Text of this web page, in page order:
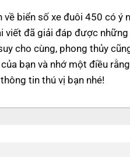
biển số xe đuôi 450 có ý
đã giải đáp được
cho cùng, phong thủy
bạn và nhớ một điều
tin thú vị bạn nhé!